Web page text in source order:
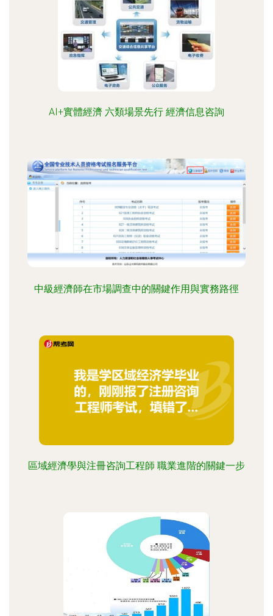
AI+實體經濟 六類場景先行 經濟信息咨詢
中級經濟師在市場調查中的關鍵作用與實務路徑
區域經濟學與注冊咨詢工程師 職業進階的關鍵一步